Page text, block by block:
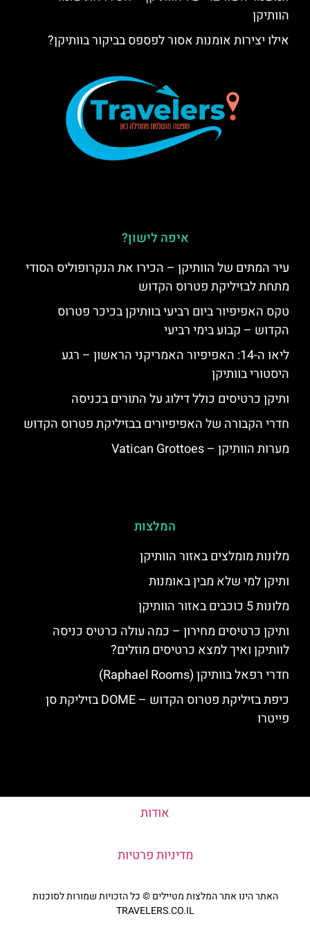
הוותיקן
אילו יצירות אומנות אסור לפספס בביקור בוותיקן?
איפה לישון?
עיר המתים של הוותיקן – הכירו את הנקרופוליס הסודי
מתחת לבזיליקת פטרוס הקדוש
טקס האפיפיור ביום רביעי בוותיקן בכיכר פטרוס
הקדוש – קבוע בימי רביעי
ליאו ה-14: האפיפיור האמריקני הראשון – רגע
היסטורי בוותיקן
ותיקן כרטיסים כולל דילוג על התורים בכניסה
חדרי הקבורה של האפיפיורים בבזיליקת פטרוס הקדוש
מערות הוותיקן – Vatican Grottoes
המלצות
מלונות מומלצים באזור הוותיקן
ותיקן למי שלא מבין באומנות
מלונות 5 כוכבים באזור הוותיקן
ותיקן כרטיסים מחירון – כמה עולה כרטיס כניסה
לוותיקן ואיך למצא כרטיסים מוזלים?
חדרי רפאל בוותיקן (Raphael Rooms)
כיפת בזיליקת פטרוס הקדוש – DOME בזיליקת סן
פייטרו
אודות
מדיניות פרטיות
האתר הינו אתר המלצות מטיילים © כל הזכויות שמורות לסוכנות
TRAVELERS.CO.IL